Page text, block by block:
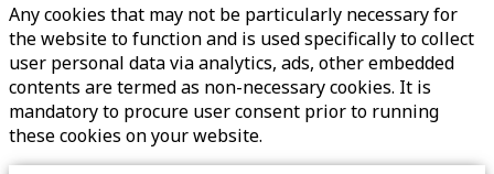
Any cookies that may not be particularly necessary for
the website to function and is used specifically to collect
user personal data via analytics, ads, other embedded
contents are termed as non-necessary cookies. It is
mandatory to procure user consent prior to running
these cookies on your website.